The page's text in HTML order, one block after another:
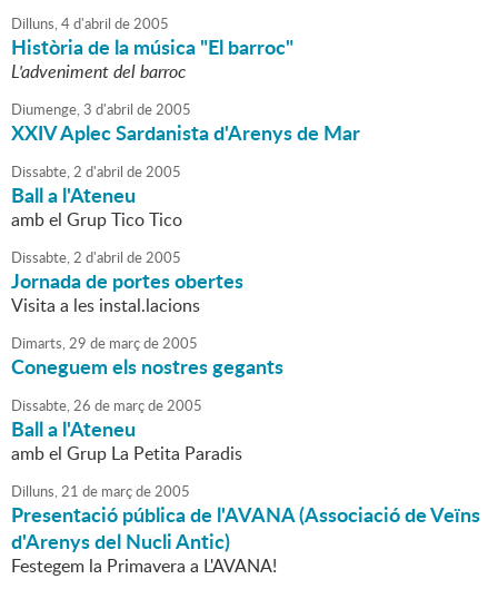
Dilluns,4d'abril de2005
Història de la música "El barroc"
L'adveniment del barroc
Diumenge,3 d'abril de2005
XXIV Aplec Sardanista d'Arenys de Mar
Dissabte,2 d'abril de2005
Ball a l'Ateneu
amb el Grup Tico Tico
Dissabte,2 d'abril de2005
Jornada de portes obertes
Visita a les instal.lacions
Dimarts,29 de marçde2005
Coneguem els nostres gegants
Dissabte,26 de marçde2005
Ball a l'Ateneu
amb el Grup La Petita Paradis
Dilluns,21 de marçde2005
Presentació pública de l'AVANA (Associació de Veïns
d'Arenys del Nucli Antic)
Festegem la Primavera a L'AVANA!